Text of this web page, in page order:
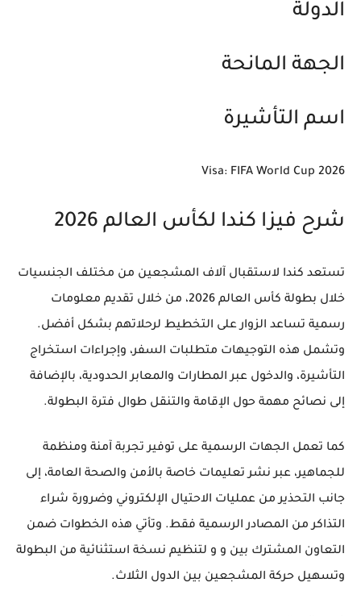
الدولة
الجهة المانحة
اسم التأشيرة
Visa: FIFA World Cup 2026
شرح فيزا كندا لكأس العالم 2026
تستعد كندا لاستقبال آلاف المشجعين من مختلف الجنسيات
خلال بطولة كأس العالم 2026، من خلال تقديم معلومات
رسمية تساعد الزوار على التخطيط لرحلاتهم بشكل أفضل.
وتشمل هذه التوجيهات متطلبات السفر، وإجراءات استخراج
التأشيرة، والدخول عبر المطارات والمعابر الحدودية، بالإضافة
إلى نصائح مهمة حول الإقامة والتنقل طوال فترة البطولة.
كما تعمل الجهات الرسمية على توفير تجربة آمنة ومنظمة
للجماهير، عبر نشر تعليمات خاصة بالأمن والصحة العامة، إلى
جانب التحذير من عمليات الاحتيال الإلكتروني وضرورة شراء
التذاكر من المصادر الرسمية فقط. وتأتي هذه الخطوات ضمن
التعاون المشترك بين و و لتنظيم نسخة استثنائية من البطولة
وتسهيل حركة المشجعين بين الدول الثلاث.